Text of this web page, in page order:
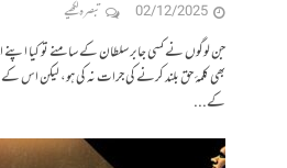
02/12/2025 تبصرہ لکھیے
جن لوگوں نے کسی جابر سلطان کے سامنے تو کیا
بھی کلمۂ حق بلند کرنے کی جرات نہ کی ہو، لیکن اس
کے...